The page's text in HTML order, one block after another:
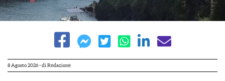
8 Agosto 2026- di Redazione